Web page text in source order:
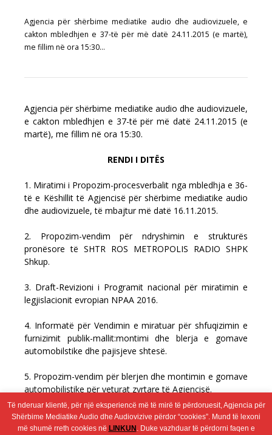
Agjencia për shërbime mediatike audio dhe audiovizuele, e
cakton mbledhjen e 37-të për më datë 24.11.2015 (e martë),
me fillim në ora 15:30…
Agjencia për shërbime mediatike audio dhe audiovizuele,
e cakton mbledhjen e 37-të për më datë 24.11.2015 (e
martë), me fillim në ora 15:30.
RENDI I DITËS
1. Miratimi i Propozim-procesverbalit nga mbledhja e 36-
të e Këshillit të Agjencisë për shërbime mediatike audio
dhe audiovizuele, të mbajtur më datë 16.11.2015.
2. Propozim-vendim për ndryshimin e strukturës
pronësore të SHTR ROS METROPOLIS RADIO SHPK
Shkup.
3. Draft-Revizioni i Programit nacional për miratimin e
legjislacionit evropian NPAA 2016.
4. Informatë për Vendimin e miratuar për shfuqizimin e
furnizimit publik-mallit:montimi dhe blerja e gomave
automobilstike dhe pajisjeve shtesë.
5. Propozim-vendim për blerjen dhe montimin e gomave
automobilistike për veturat zyrtare të Agjencisë.
6. Të ndryshme.
Të nderuar klientë, për një eksperiencë më të mirë të përdoruesit, Agjencia për
Shërbime Mediatike Audio dhe Audiovizive përdor “cookies”. Mund të lexoni
më shumë rreth cookies në LINKUN . Duke vazhduar të përdorni faqen e